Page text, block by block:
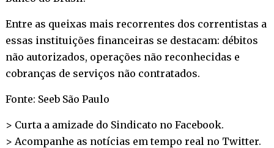
Entre as queixas mais recorrentes dos correntistas a
essas instituições financeiras se destacam: débitos
não autorizados, operações não reconhecidas e
cobranças de serviços não contratados.
Fonte: Seeb São Paulo
> Curta a amizade do Sindicato no Facebook.
> Acompanhe as notícias em tempo real no Twitter.